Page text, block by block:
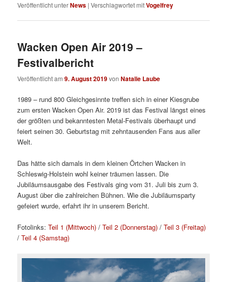
Veröffentlicht unterNews |Verschlagwortet mitVogelfrey
Wacken Open Air 2019 –
Festivalbericht
Veröffentlicht am9. August 2019vonNatalie Laube
1989 – rund 800 Gleichgesinnte treffen sich in einer Kiesgrube
zum ersten Wacken Open Air. 2019 ist das Festival längst eines
der größten und bekanntesten Metal-Festivals überhaupt und
feiert seinen 30. Geburtstag mit zehntausenden Fans aus aller
Welt.
Das hätte sich damals in dem kleinen Örtchen Wacken in
Schleswig-Holstein wohl keiner träumen lassen. Die
Jubiläumsausgabe des Festivals ging vom 31. Juli bis zum 3.
August über die zahlreichen Bühnen. Wie die Jubiläumsparty
gefeiert wurde, erfahrt ihr in unserem Bericht.
Fotolinks:Teil 1 (Mittwoch) /Teil 2 (Donnerstag) /Teil 3 (Freitag)
/Teil 4 (Samstag)